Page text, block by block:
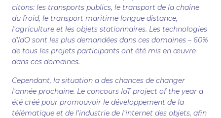
citons: les transports publics, le transport de la chaîne
du froid, le transport maritime longue distance,
l'agriculture et les objets stationnaires. Les technologies
d'IdO sont les plus demandées dans ces domaines – 60%
de tous les projets participants ont été mis en œuvre
dans ces domaines.
Cependant, la situation a des chances de changer
l'année prochaine. Le concours IoT project of the year a
été créé pour promouvoir le développement de la
télématique et de l'industrie de l'internet des objets, afin